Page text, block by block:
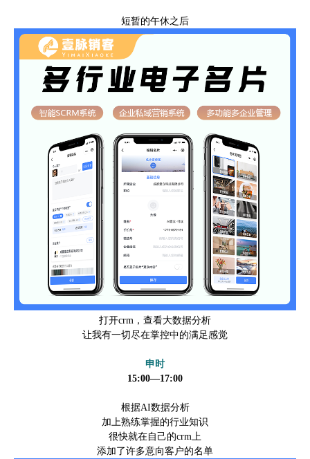
短暂的午休之后
打开crm，查看大数据分析
让我有一切尽在掌控中的满足感觉
申时
15:00—17:00
根据AI数据分析
加上熟练掌握的行业知识
很快就在自己的crm上
添加了许多意向客户的名单